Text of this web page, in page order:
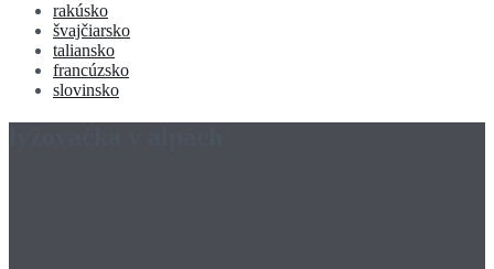
rakúsko
švajčiarsko
taliansko
francúzsko
slovinsko